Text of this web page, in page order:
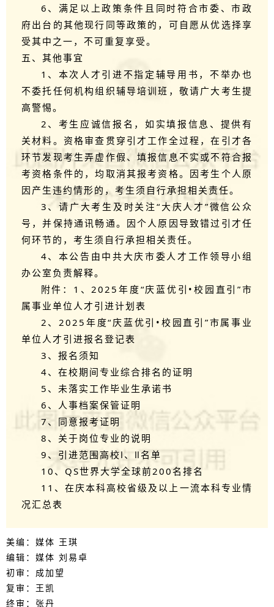
6、满足以上政策条件且同时符合市委、市政
府出台的其他现行同等政策的，可自愿从优选择享
受其中之一，不可重复享受。
五、其他事宜
1、本次人才引进不指定辅导用书，不举办也
不委托任何机构组织辅导培训班，敬请广大考生提
高警惕。
2、考生应诚信报名，如实填报信息、提供有
关材料。资格审查贯穿引才工作全过程，在引才各
环节发现考生弄虚作假、填报信息不实或不符合报
考资格条件的，均取消其报考资格。因考生个人原
因产生违约情形的，考生须自行承担相关责任。
3、请广大考生及时关注“大庆人才”微信公众
号，并保持通讯畅通。因个人原因导致错过引才任
何环节的，考生须自行承担相关责任。
4、本公告由中共大庆市委人才工作领导小组
办公室负责解释。
附件：1、2025年度“庆蓝优引•校园直引”市
属事业单位人才引进计划表
2、2025年度“庆蓝优引•校园直引”市属事业
单位人才引进报名登记表
3、报名须知
4、在校期间专业综合排名的证明
5、未落实工作毕业生承诺书
6、人事档案保管证明
7、同意报考证明
8、关于岗位专业的说明
9、引进范围高校Ⅰ、Ⅱ名单
10、QS世界大学全球前200名排名
11、在庆本科高校省级及以上一流本科专业情
况汇总表
美编：媒体 王琪
编辑：媒体 刘易卓
初审：成加望
复审：王凯
终审：张丹